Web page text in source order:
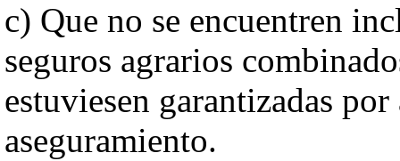
c) Que no se encuentren
seguros agrarios
estuviesen garantizadas
aseguramiento.